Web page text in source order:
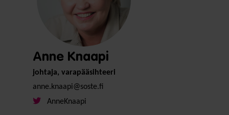
Anne Knaapi
johtaja, varapääsihteeri
anne.knaapi@soste.fi
AnneKnaapi